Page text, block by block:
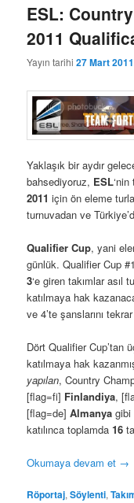
ESL:
2011
Yayın tarihi27 Mart 2011
Yaklaşık bir aydır
bahsediyoruz, ESL
2011 için ön eleme
turnuvadan ve
Qualifier Cup, yani
günlük. Qualifier Cup
3‘e giren takımlar asıl
katılmaya hak
ve 4’te şanslarını
Dört Qualifier Cup’tan
katılmaya hak
yapılan, Country
[flag=fi] Finlandiya,
[flag=de]Almanya gibi
katılınca toplamda16
Okumaya devam et →
Röportaj,Söylenti,